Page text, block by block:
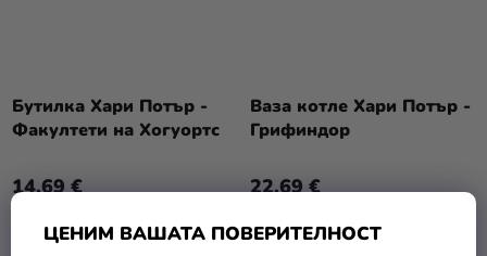
ЦЕНИМ ВАШАТА ПОВЕРИТЕЛНОСТ
Бутилка Хари Потър -
Факултети на Хогуортс
14,69 €
В КОЛИЧКАТА
Ваза котле Хари Потър -
Грифиндор
22,69 €
В КОЛИЧКАТА